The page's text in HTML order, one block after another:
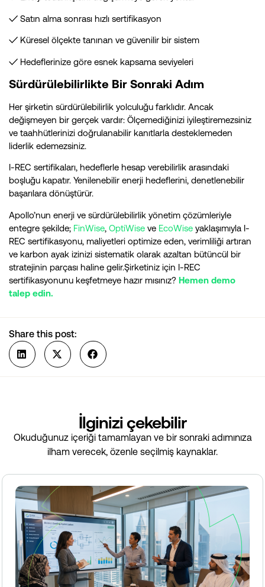
✓ Satın alma sonrası hızlı sertifikasyon
✓ Küresel ölçekte tanınan ve güvenilir bir sistem
✓ Hedeflerinize göre esnek kapsama seviyeleri
Sürdürülebilirlikte Bir Sonraki Adım
Her şirketin sürdürülebilirlik yolculuğu farklıdır. Ancak
değişmeyen bir gerçek vardır: Ölçemediğinizi iyileştiremezsiniz
ve taahhütlerinizi doğrulanabilir kanıtlarla desteklemeden
liderlik edemezsiniz.
I-REC sertifikaları, hedeflerle hesap verebilirlik arasındaki
boşluğu kapatır. Yenilenebilir enerji hedeflerini, denetlenebilir
başarılara dönüştürür.
Apollo’nun enerji ve sürdürülebilirlik yönetim çözümleriyle
entegre şekilde; FinWise, OptiWise ve EcoWise yaklaşımıyla I-
REC sertifikasyonu, maliyetleri optimize eden, verimliliği artıran
ve karbon ayak izinizi sistematik olarak azaltan bütüncül bir
stratejinin parçası haline gelir.Şirketiniz için I-REC
sertifikasyonunu keşfetmeye hazır mısınız? Hemen demo
talep edin.
Share this post:
İlginizi çekebilir
Okuduğunuz içeriği tamamlayan ve bir sonraki adımınıza
ilham verecek, özenle seçilmiş kaynaklar.